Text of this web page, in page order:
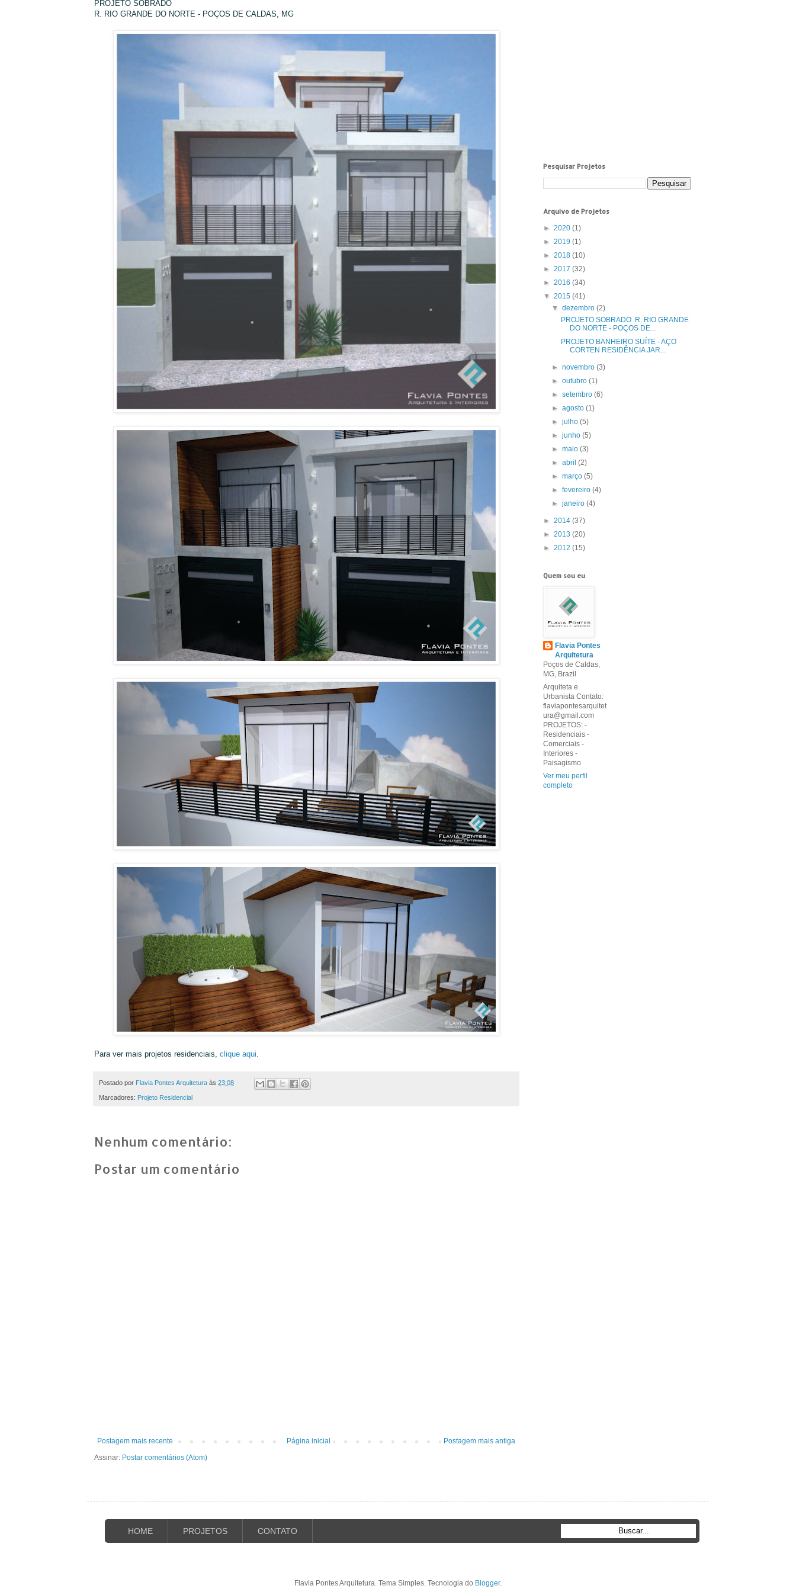
PROJETO SOBRADO
R. RIO GRANDE DO NORTE - POÇOS DE CALDAS, MG
Para ver mais projetos residenciais, clique aqui.
Postado por Flavia Pontes Arquitetura às 23:08
Marcadores: Projeto Residencial
Nenhum comentário:
Postar um comentário
Postagem mais recente Postagem mais antiga
Página inicial
Assinar: Postar comentários (Atom)
Pesquisar Projetos
Arquivo de Projetos
► 2020 (1)
► 2019 (1)
► 2018 (10)
► 2017 (32)
► 2016 (34)
▼ 2015 (41)
▼dezembro(2)
PROJETO SOBRADO R. RIO GRANDE
DO NORTE - POÇOS DE...
PROJETO BANHEIRO SUÍTE - AÇO
CORTEN RESIDÊNCIA JAR...
►novembro(3)
►outubro(1)
►setembro(6)
►agosto(1)
►julho(5)
►junho(5)
►maio(3)
►abril(2)
►março(5)
►fevereiro(4)
►janeiro(4)
► 2014 (37)
► 2013 (20)
► 2012 (15)
Quem sou eu
Flavia Pontes
Arquitetura
Poços de Caldas,
MG, Brazil
Arquiteta e
Urbanista Contato:
flaviapontesarquitet
ura@gmail.com
PROJETOS: -
Residenciais -
Comerciais -
Interiores -
Paisagismo
Ver meu perfil
completo
HOME PROJETOS CONTATO
Flavia Pontes Arquitetura. Tema Simples. Tecnologia do Blogger.